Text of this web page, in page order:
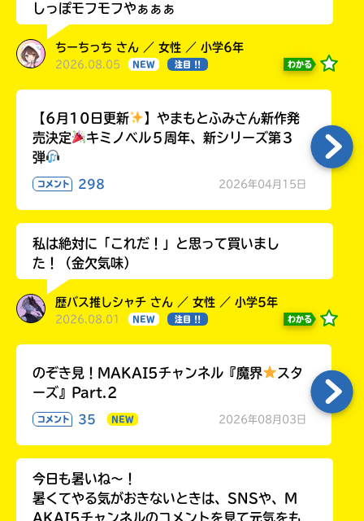
しっぽモフモフやぁぁぁ
ちーちっち さん ／ 女性 ／ 小学6年
2026.08.05 NEW 注目 !! わかる
【6月10日更新
】やまもとふみさん新作発
売決定
キミノベル５周年、新シリーズ第３
弾
コメント 298 2026年04月15日
私は絶対に「これだ！」と思って買いまし
た！（金欠気味）
歴バス推しシャチ さん ／ 女性 ／ 小学5年
2026.08.01 NEW 注目 !! わかる
のぞき見！MAKAI5チャンネル『魔界
スタ
ーズ』Part.2
コメント 35 NEW 2026年08月03日
今日も暑いね〜！
暑くてやる気がおきないときは、SNSや、M
AKAI5チャンネルのコメントを見て元気をも